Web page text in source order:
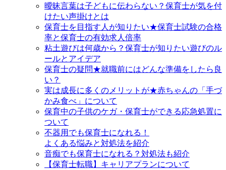
曖昧言葉は子どもに伝わらない？保育士が気を付
けたい声掛けとは
保育士を目指す人が知りたい★保育士試験の合格
率と保育士の有効求人倍率
粘土遊びは何歳から？保育士が知りたい遊びのル
ールとアイデア
保育士の疑問★就職前にはどんな準備をしたら良
い？
実は成長に多くのメリットが★赤ちゃんの「手づ
かみ食べ」について
保育中の子供のケガ・保育士ができる応急処置に
ついて
不器用でも保育士になれる！
よくある悩みと対処法を紹介
音痴でも保育士になれる？対処法も紹介
【保育士転職】キャリアプランについて